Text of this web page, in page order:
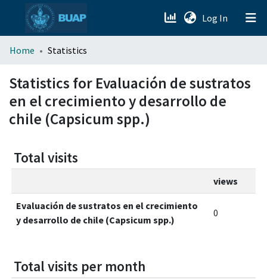
Log In (current)
menu.section.about_menu
All of DSpace
Home Statistics
Statistics for Evaluación de sustratos
en el crecimiento y desarrollo de
chile (Capsicum spp.)
Total visits
views
Evaluación de sustratos en el crecimiento
y desarrollo de chile (Capsicum spp.)
0
Total visits per month